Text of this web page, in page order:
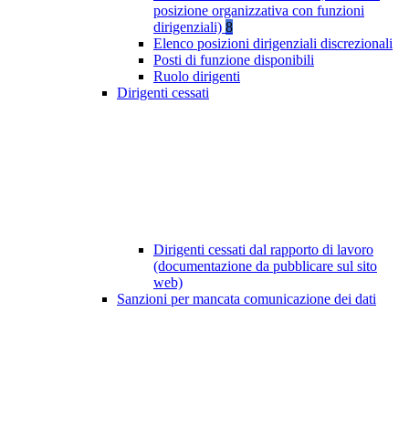
posizione organizzativa con funzioni
dirigenziali) 8
Elenco posizioni dirigenziali discrezionali
Posti di funzione disponibili
Ruolo dirigenti
Dirigenti cessati
Dirigenti cessati dal rapporto di lavoro
(documentazione da pubblicare sul sito
web)
Sanzioni per mancata comunicazione dei dati